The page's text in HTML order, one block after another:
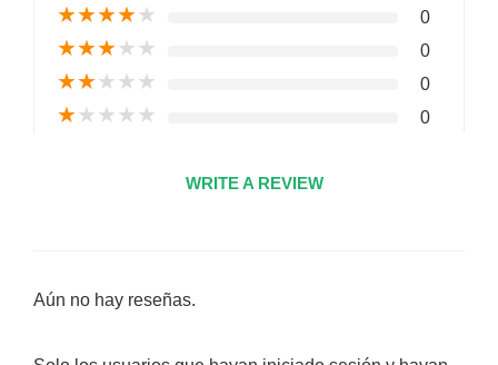
★★★★★ 0
★★★★★ 0
★★★★★ 0
★★★★★ 0
WRITE A REVIEW
Aún no hay reseñas.